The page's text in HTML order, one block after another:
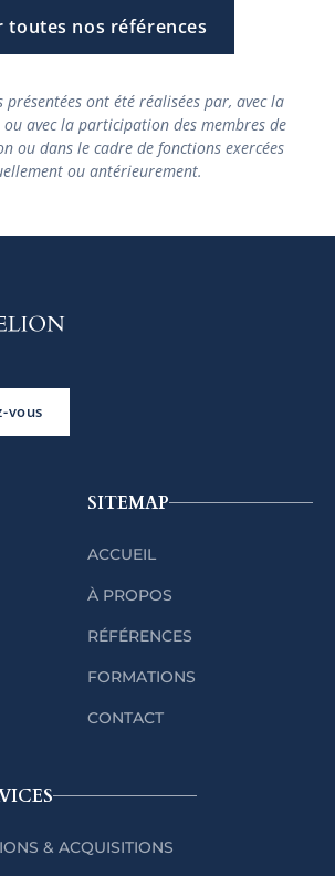
toutes nos références
présentées ont été réalisées par, avec la
avec la participation des membres de
ou dans le cadre de fonctions exercées
ou antérieurement.
vous
SITEMAP
ACCUEIL
À PROPOS
RÉFÉRENCES
FORMATIONS
CONTACT
& ACQUISITIONS